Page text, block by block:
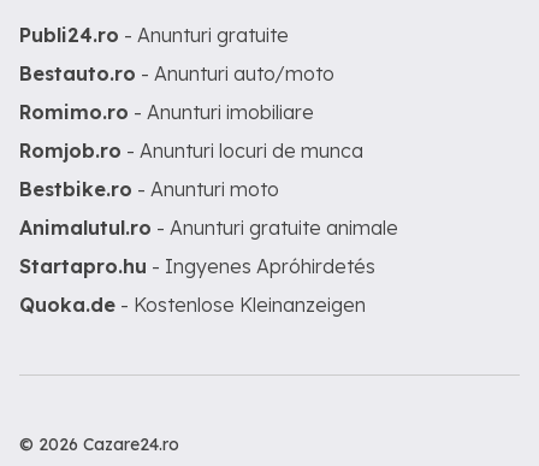
Publi24.ro - Anunturi gratuite
Bestauto.ro - Anunturi auto/moto
Romimo.ro - Anunturi imobiliare
Romjob.ro - Anunturi locuri de munca
Bestbike.ro - Anunturi moto
Animalutul.ro - Anunturi gratuite animale
Startapro.hu - Ingyenes Apróhirdetés
Quoka.de - Kostenlose Kleinanzeigen
© 2026 Cazare24.ro